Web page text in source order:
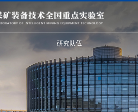
研究队伍